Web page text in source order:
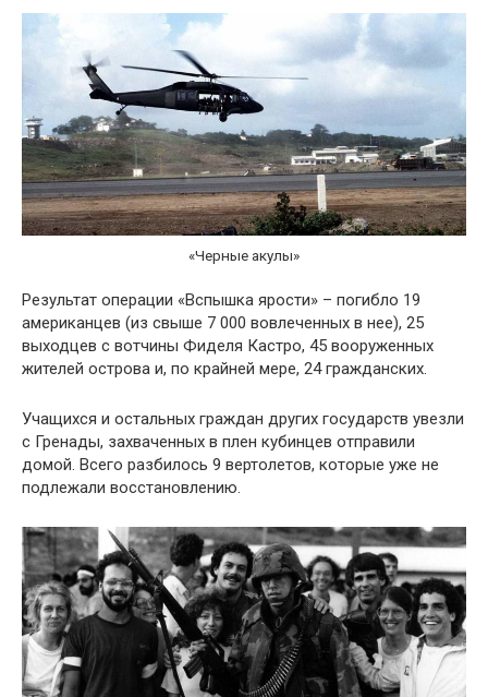
«Черные акулы»
Результат операции «Вспышка ярости» – погибло 19
американцев (из свыше 7 000 вовлеченных в нее), 25
выходцев с вотчины Фиделя Кастро, 45 вооруженных
жителей острова и, по крайней мере, 24 гражданских.
Учащихся и остальных граждан других государств увезли
с Гренады, захваченных в плен кубинцев отправили
домой. Всего разбилось 9 вертолетов, которые уже не
подлежали восстановлению.